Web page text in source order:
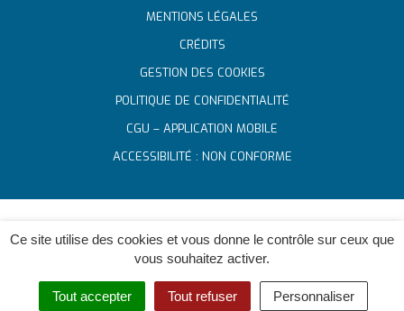
Ce site utilise des cookies et vous donne le contrôle sur ceux que
vous souhaitez activer.
Tout accepter Tout refuser Personnaliser
MENU
MENTIONS LÉGALES
CRÉDITS
GESTION DES COOKIES
POLITIQUE DE CONFIDENTIALITÉ
CGU – APPLICATION MOBILE
ACCESSIBILITÉ : NON CONFORME